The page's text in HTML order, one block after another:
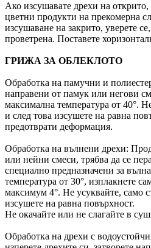
Ако изсушавате дрехи на открито,
цветни продукти на прекомерна
изсушаване на закрито, уверете
проветрена. Поставете
ГРИЖА ЗА ОБЛЕКЛОТО
Обработка на памучни и
направени от памук или негови
максимална температура от 40°.
и след това изсушете на равна
предотврати деформация.
Обработка на вълнени дрехи:
или нейни смеси, трябва да се
специално предназначени за
температура от 30°, изплакнете
максимум 4°. Не усуквайте, само
изсушете на равна повърхност.
Не окачайте или не слагайте в
Обработка на дрехи с